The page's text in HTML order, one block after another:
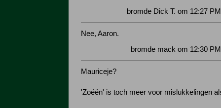
bromde Dick T. om 12:27
Nee, Aaron.
bromde mack om 12:30
Mauriceje?
'Zoéén' is toch meer voor mislukkelingen